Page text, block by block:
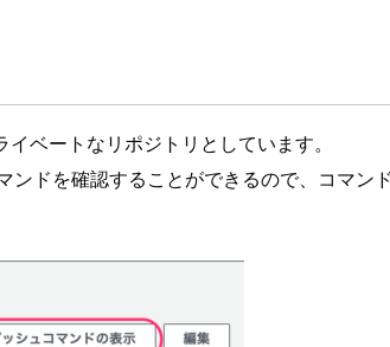
ベートなリポジトリとしています。
ドを確認することができるので、コマン